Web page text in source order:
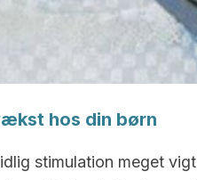
hos din børn
stimulation meget